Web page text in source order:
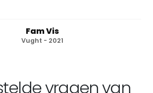
Fam Vis
Vught - 2021
vragen van